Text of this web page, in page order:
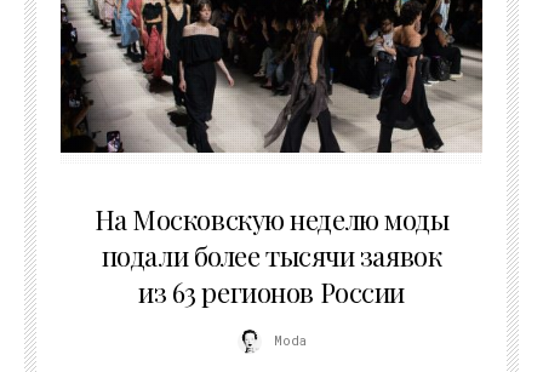
На Московскую неделю моды
подали более тысячи заявок
из 63 регионов России
Moda